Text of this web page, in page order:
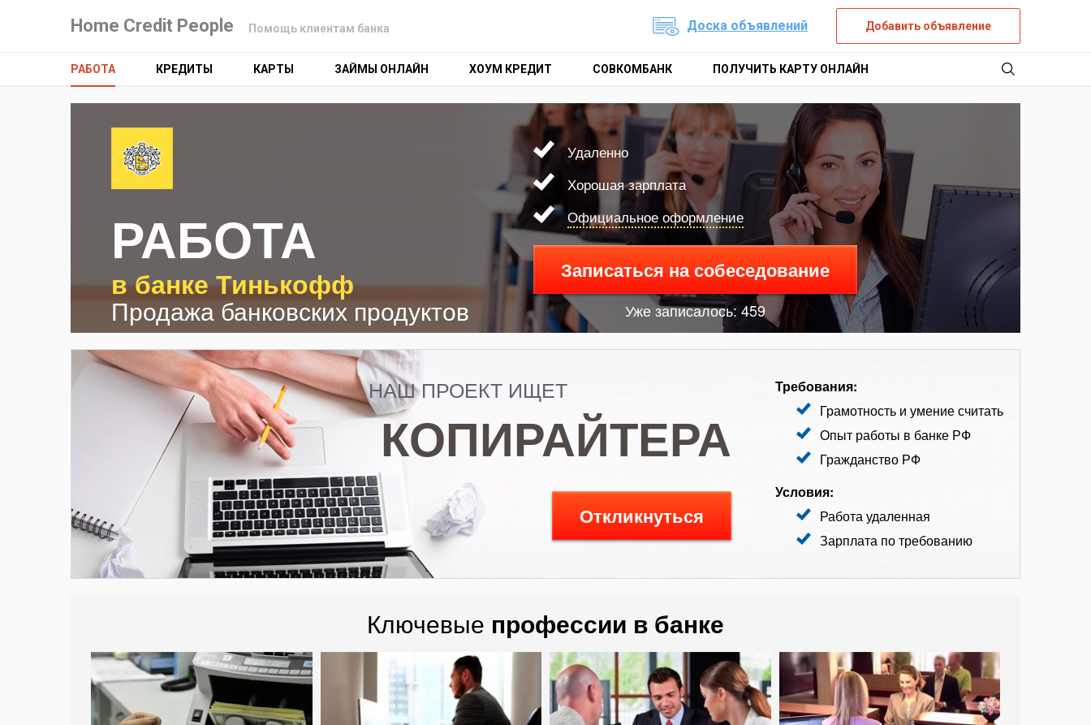
Home Credit People Помощь клиентам банка Доска объявлений Добавить объявление
РАБОТА КРЕДИТЫ КАРТЫ ЗАЙМЫ ОНЛАЙН ХОУМ КРЕДИТ СОВКОМБАНК ПОЛУЧИТЬ КАРТУ ОНЛАЙН
РАБОТА
в банке Тинькофф
Продажа банковских продуктов
Удаленно
Хорошая зарплата
Официальное оформление
Записаться на собеседование
Уже записалось: 459
НАШ ПРОЕКТ ИЩЕТ
КОПИРАЙТЕРА
Откликнуться
Требования:
Грамотность и умение считать
Опыт работы в банке РФ
Гражданство РФ
Условия:
Работа удаленная
Зарплата по требованию
Ключевые профессии в банке